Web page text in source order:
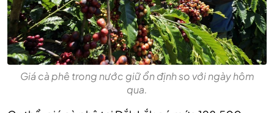
Giá cà phê trong nước giữ ổn định so với ngày hôm
qua.